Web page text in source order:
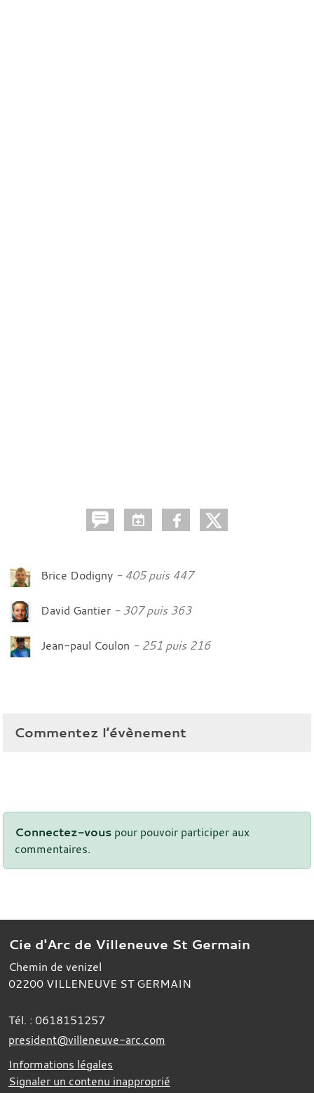
Brice Dodigny 405 puis 447
David Gantier 307 puis 363
Jean-paul Coulon 251 puis 216
Commentez l’évènement
Connectez-vous pour pouvoir participer aux
commentaires.
Cie d'Arc de Villeneuve St Germain
Chemin de venizel
02200 VILLENEUVE ST GERMAIN
Tél. : 0618151257
president@villeneuve-arc.com
Informations légales
Signaler un contenu inapproprié